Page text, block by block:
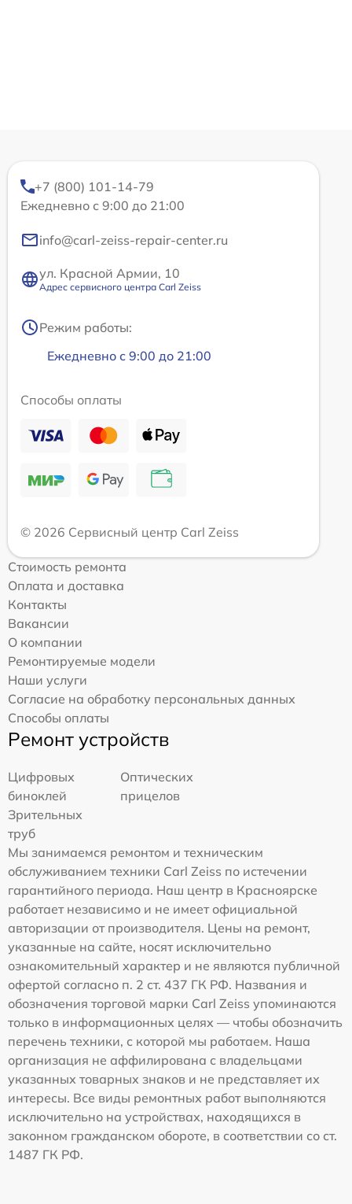
+7 (800) 101-14-79
Ежедневно с 9:00 до 21:00
info@carl-zeiss-repair-center.ru
ул. Красной Армии, 10
Адрес сервисного центра Carl Zeiss
Режим работы:
Ежедневно с 9:00 до 21:00
Способы оплаты
© 2026 Сервисный центр Carl Zeiss
Стоимость ремонта
Оплата и доставка
Контакты
Вакансии
О компании
Ремонтируемые модели
Наши услуги
Согласие на обработку персональных данных
Способы оплаты
Ремонт устройств
Цифровых
биноклей
Оптических
прицелов
Зрительных
труб
Мы занимаемся ремонтом и техническим
обслуживанием техники Carl Zeiss по истечении
гарантийного периода. Наш центр в Красноярске
работает независимо и не имеет официальной
авторизации от производителя. Цены на ремонт,
указанные на сайте, носят исключительно
ознакомительный характер и не являются публичной
офертой согласно п. 2 ст. 437 ГК РФ. Названия и
обозначения торговой марки Carl Zeiss упоминаются
только в информационных целях — чтобы обозначить
перечень техники, с которой мы работаем. Наша
организация не аффилирована с владельцами
указанных товарных знаков и не представляет их
интересы. Все виды ремонтных работ выполняются
исключительно на устройствах, находящихся в
законном гражданском обороте, в соответствии со ст.
1487 ГК РФ.